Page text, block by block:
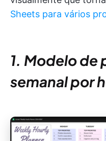
Sheets para vários
1. Modelo de
semanal por